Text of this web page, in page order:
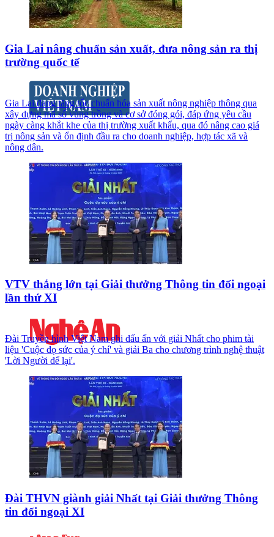
Gia Lai nâng chuẩn sản xuất, đưa nông sản ra thị
trường quốc tế
Gia Lai đang tăng tốc chuẩn hóa sản xuất nông nghiệp thông qua
xây dựng mã số vùng trồng và cơ sở đóng gói, đáp ứng yêu cầu
ngày càng khắt khe của thị trường xuất khẩu, qua đó nâng cao giá
trị nông sản và ổn định đầu ra cho doanh nghiệp, hợp tác xã và
nông dân.
VTV thắng lớn tại Giải thưởng Thông tin đối ngoại
lần thứ XI
Đài Truyền hình Việt Nam ghi dấu ấn với giải Nhất cho phim tài
liệu 'Cuộc đọ sức của ý chí' và giải Ba cho chương trình nghệ thuật
'Lời Người để lại'.
Đài THVN giành giải Nhất tại Giải thưởng Thông
tin đối ngoại XI